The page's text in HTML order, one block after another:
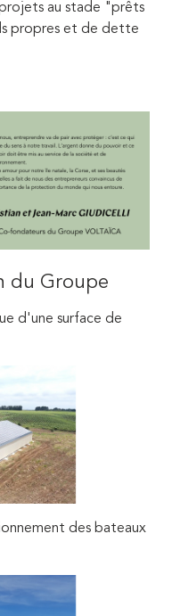
au stade "prêts
propres et de dette
du Groupe
d'une surface de
des bateaux